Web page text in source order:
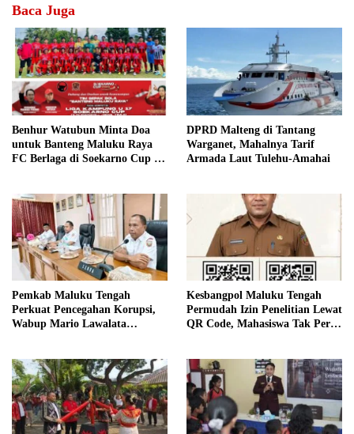
Baca Juga
Benhur Watubun Minta Doa
untuk Banteng Maluku Raya
FC Berlaga di Soekarno Cup U-
DPRD Malteng di Tantang
Warganet, Mahalnya Tarif
Armada Laut Tulehu-Amahai
Pemkab Maluku Tengah
Perkuat Pencegahan Korupsi,
Wabup Mario Lawalata
Kesbangpol Maluku Tengah
Permudah Izin Penelitian Lewat
QR Code, Mahasiswa Tak Perlu